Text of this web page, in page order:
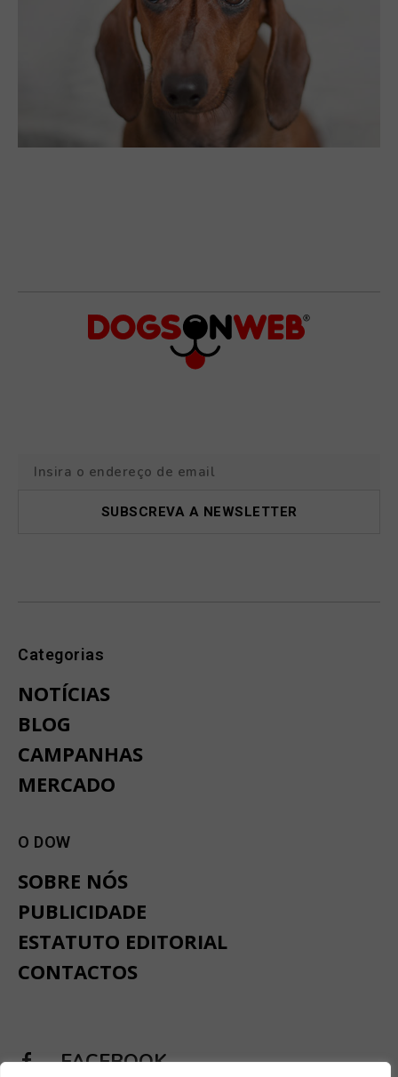
Categorias
NOTÍCIAS
BLOG
CAMPANHAS
MERCADO
O DOW
SOBRE NÓS
PUBLICIDADE
ESTATUTO EDITORIAL
CONTACTOS
FACEBOOK